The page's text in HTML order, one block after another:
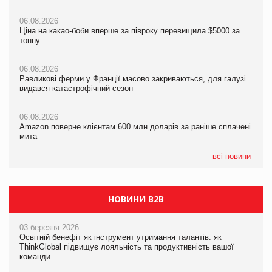
06.08.2026
Ціна на какао-боби вперше за півроку перевищила $5000 за
тонну
06.08.2026
Равликові ферми у Франції масово закриваються, для галузі
видався катастрофічний сезон
06.08.2026
Amazon поверне клієнтам 600 млн доларів за раніше сплачені
мита
всі новини
06.08.2026
Ціна на какао-боби вперше за півроку перевищила $5000 за
тонну
06.08.2026
Равликові ферми у Франції масово закриваються, для галузі
видався катастрофічний сезон
06.08.2026
Amazon поверне клієнтам 600 млн доларів за раніше сплачені
мита
06.08.2026
Равликові ферми у Франції масово закриваються, для галузі
видався катастрофічний сезон
06.08.2026
Amazon поверне клієнтам 600 млн доларів за раніше сплачені
мита
05.08.2026
У Євросоюзі набули чинності нові правила щодо штучного
інтелекту
НОВИНИ B2B
03 березня 2026
Освітній бенефіт як інструмент утримання талантів: як
ThinkGlobal підвищує лояльність та продуктивність вашої
команди